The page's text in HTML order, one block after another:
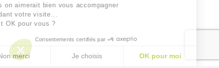
mais on aimerait bien vous accompagner
pendant votre visite...
C'est OK pour vous ?
Consentements certifiés par
Non merci Je choisis OK pour moi